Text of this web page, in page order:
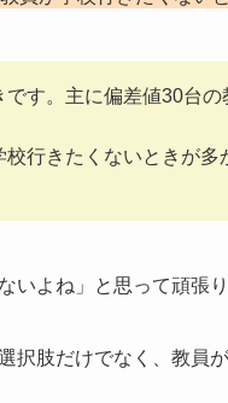
す。主に偏差値30台
校行きたくないときが多
いよね」と思って頑張
択肢だけでなく、教員